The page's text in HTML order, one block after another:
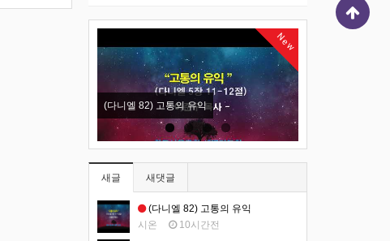
New
(다니엘 82) 고통의 유익
새글 새댓글
(다니엘 82) 고통의 유익
시온
10시간전